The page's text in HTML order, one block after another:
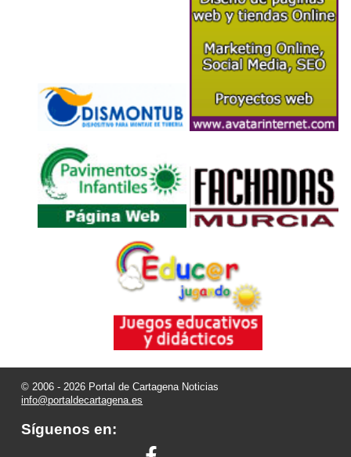
© 2006 - 2026 Portal de Cartagena Noticias
info@portaldecartagena.es
Síguenos en: